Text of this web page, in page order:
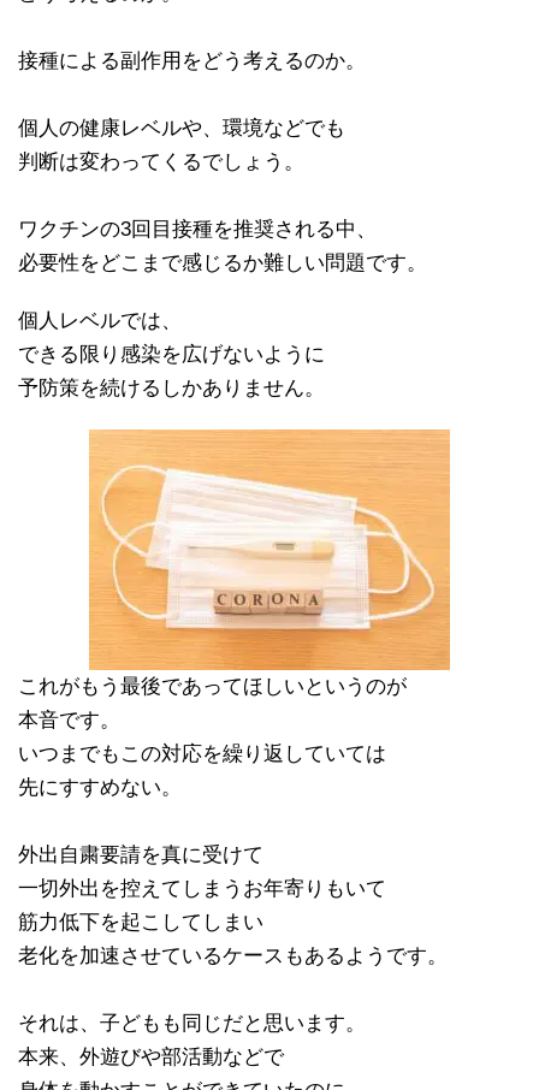
接種による副作用をどう考えるのか。
個人の健康レベルや、環境などでも
判断は変わってくるでしょう。
ワクチンの3回目接種を推奨される中、
必要性をどこまで感じるか難しい問題です。
個人レベルでは、
できる限り感染を広げないように
予防策を続けるしかありません。
これがもう最後であってほしいというのが
本音です。
いつまでもこの対応を繰り返していては
先にすすめない。
外出自粛要請を真に受けて
一切外出を控えてしまうお年寄りもいて
筋力低下を起こしてしまい
老化を加速させているケースもあるようです。
それは、子どもも同じだと思います。
本来、外遊びや部活動などで